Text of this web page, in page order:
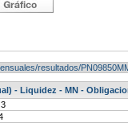
resultados/
- Liquidez - MN -